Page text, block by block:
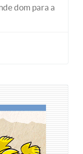
dom para a